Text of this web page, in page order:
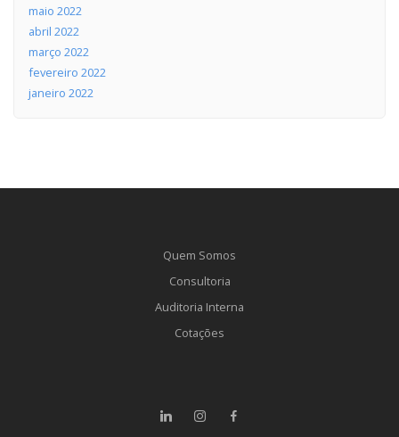
maio 2022
abril 2022
março 2022
fevereiro 2022
janeiro 2022
Quem Somos
Consultoria
Auditoria Interna
Cotações